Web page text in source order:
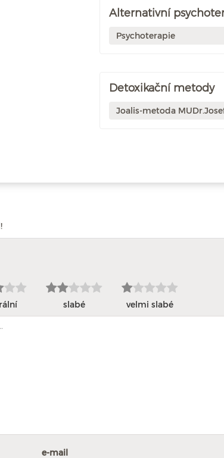
Alternativní
Psychoterapie
Detoxikační metody
Joalis-metoda
slabé velmi slabé
e-mail